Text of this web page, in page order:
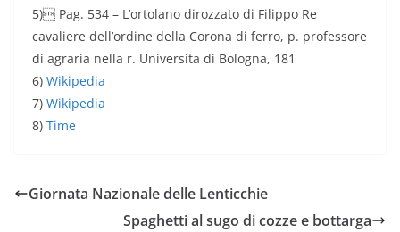
5) Pag. 534 – L’ortolano dirozzato di Filippo Re
cavaliere dell’ordine della Corona di ferro, p. professore
di agraria nella r. Universita di Bologna, 181
6) Wikipedia
7) Wikipedia
8) Time
Giornata Nazionale delle Lenticchie
Spaghetti al sugo di cozze e bottarga